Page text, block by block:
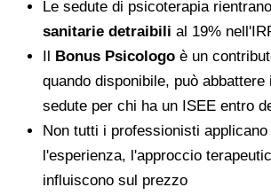
Le sedute di psicoterapia
sanitarie detraibili al 19%
Il Bonus Psicologo è un
quando disponibile, può
sedute per chi ha un ISEE entro
Non tutti i professionisti
l'esperienza, l'approccio
influiscono sul prezzo